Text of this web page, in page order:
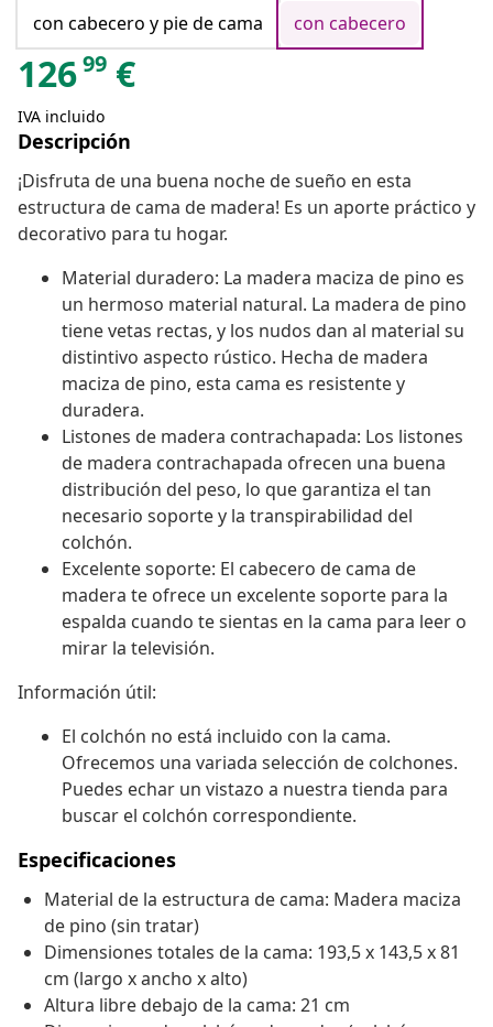
con cabecero y pie de cama
con cabecero
12699 €
IVA incluido
Descripción
¡Disfruta de una buena noche de sueño en esta
estructura de cama de madera! Es un aporte práctico y
decorativo para tu hogar.
Material duradero: La madera maciza de pino es
un hermoso material natural. La madera de pino
tiene vetas rectas, y los nudos dan al material su
distintivo aspecto rústico. Hecha de madera
maciza de pino, esta cama es resistente y
duradera.
Listones de madera contrachapada: Los listones
de madera contrachapada ofrecen una buena
distribución del peso, lo que garantiza el tan
necesario soporte y la transpirabilidad del
colchón.
Excelente soporte: El cabecero de cama de
madera te ofrece un excelente soporte para la
espalda cuando te sientas en la cama para leer o
mirar la televisión.
Información útil:
El colchón no está incluido con la cama.
Ofrecemos una variada selección de colchones.
Puedes echar un vistazo a nuestra tienda para
buscar el colchón correspondiente.
Especificaciones
Material de la estructura de cama: Madera maciza
de pino (sin tratar)
Dimensiones totales de la cama: 193,5 x 143,5 x 81
cm (largo x ancho x alto)
Altura libre debajo de la cama: 21 cm